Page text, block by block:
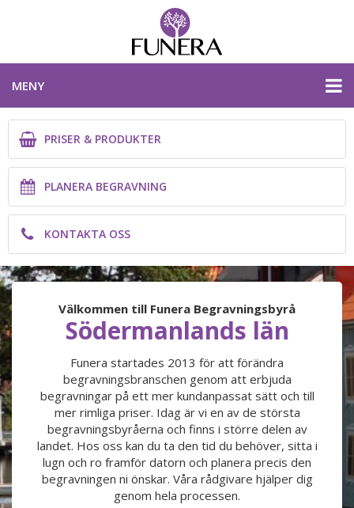
MENY
PRISER & PRODUKTER
PLANERA BEGRAVNING
KONTAKTA OSS
PLANERA BEGRAVNING
PRODUKTER & PRISER
OM BEGRAVNINGAR
JURIDIK
PRISER & PRODUKTER
PLANERA BEGRAVNING
KONTAKTA OSS
Välkommen till Funera Begravningsbyrå
Södermanlands län
Funera startades 2013 för att förändra
begravningsbranschen genom att erbjuda
begravningar på ett mer kundanpassat sätt och till
mer rimliga priser. Idag är vi en av de största
begravningsbyråerna och finns i större delen av
landet. Hos oss kan du ta den tid du behöver, sitta i
lugn och ro framför datorn och planera precis den
begravningen ni önskar. Våra rådgivare hjälper dig
genom hela processen.